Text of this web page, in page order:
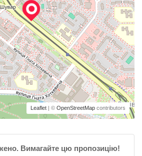
Leaflet | © OpenStreetMap contributors
Вимагайте цю пропозицію!